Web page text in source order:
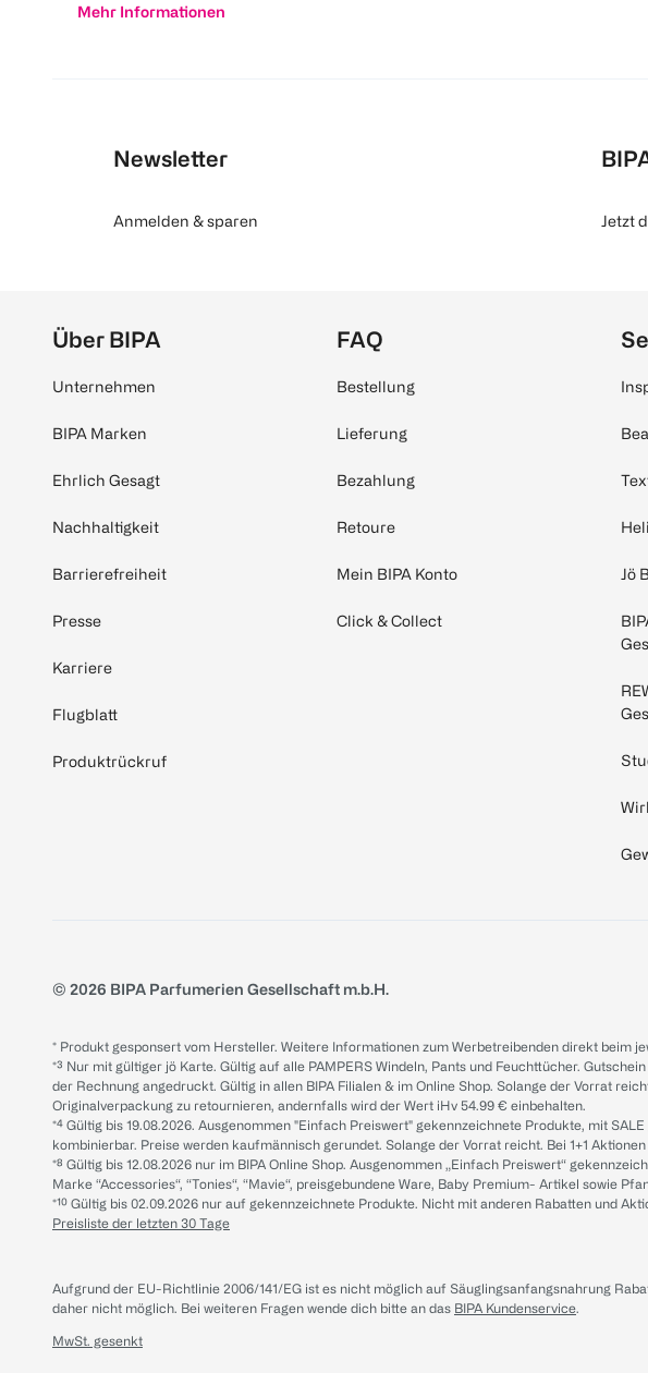
Mehr Informationen
Newsletter
Anmelden & sparen Jetzt
Über BIPA
Unternehmen
BIPA Marken
Ehrlich Gesagt
Nachhaltigkeit
Barrierefreiheit
Presse
Karriere
Flugblatt
Produktrückruf
FAQ
Bestellung
Lieferung
Bezahlung
Retoure
Mein BIPA Konto
Click & Collect
Jö
© 2026 BIPA Parfumerien Gesellschaft m.b.H.
* Produkt gesponsert vom Hersteller. Weitere Informationen zum Werbetreibenden direkt beim
*³ Nur mit gültiger jö Karte. Gültig auf alle PAMPERS Windeln, Pants und Feuchttücher.
der Rechnung angedruckt. Gültig in allen BIPA Filialen & im Online Shop. Solange der Vorrat
Originalverpackung zu retournieren, andernfalls wird der Wert iHv 54.99 € einbehalten.
*⁴ Gültig bis 19.08.2026. Ausgenommen "Einfach Preiswert" gekennzeichnete Produkte, mit
kombinierbar. Preise werden kaufmännisch gerundet. Solange der Vorrat reicht. Bei 1+1
*⁸ Gültig bis 12.08.2026 nur im BIPA Online Shop. Ausgenommen „Einfach Preiswert“
Marke “Accessories“, “Tonies“, “Mavie“, preisgebundene Ware, Baby Premium- Artikel sowie
*¹⁰ Gültig bis 02.09.2026 nur auf gekennzeichnete Produkte. Nicht mit anderen Rabatten und
Preisliste der letzten 30 Tage
Aufgrund der EU-Richtlinie 2006/141/EG ist es nicht möglich auf Säuglingsanfangsnahrung
daher nicht möglich. Bei weiteren Fragen wende dich bitte an das BIPA Kundenservice.
MwSt. gesenkt